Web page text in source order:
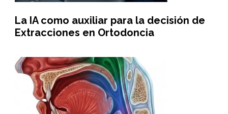
La IA como auxiliar para la decisión de
Extracciones en Ortodoncia